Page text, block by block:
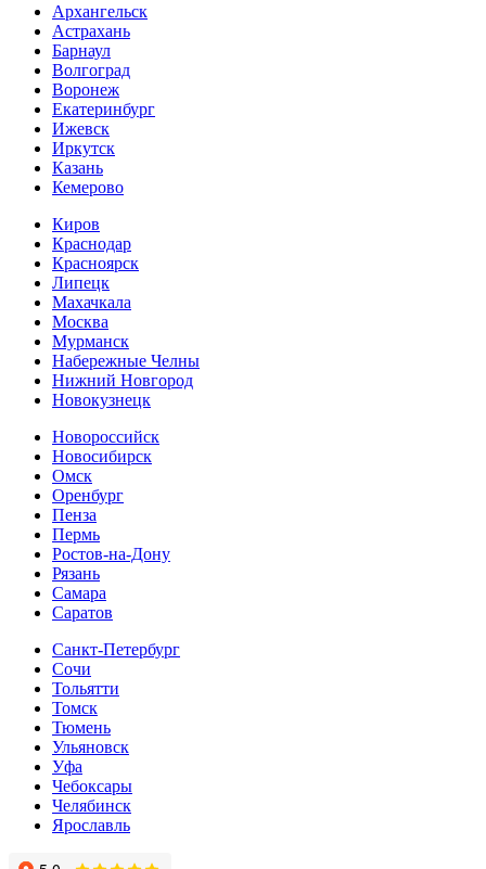
Архангельск
Астрахань
Барнаул
Волгоград
Воронеж
Екатеринбург
Ижевск
Иркутск
Казань
Кемерово
Киров
Краснодар
Красноярск
Липецк
Махачкала
Москва
Мурманск
Набережные Челны
Нижний Новгород
Новокузнецк
Новороссийск
Новосибирск
Омск
Оренбург
Пенза
Пермь
Ростов-на-Дону
Рязань
Самара
Cаратов
Санкт-Петербург
Сочи
Тольятти
Томск
Тюмень
Ульяновск
Уфа
Чебоксары
Челябинск
Ярославль